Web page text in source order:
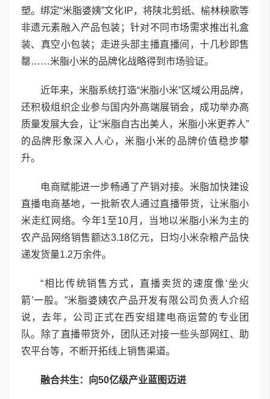
塑。绑定“米脂婆姨”文化IP，将陕北剪纸、榆林秧歌等
非遗元素融入产品包装；针对不同市场需求推出礼盒
装、真空小包装；走进头部主播直播间，十几秒即售
罄……米脂小米的品牌化战略得到市场验证。
近年来，米脂系统打造“米脂小米”区域公用品牌，
还积极组织企业参与国内外高端展销会，成功举办高
质量发展大会，让“米脂自古出美人，米脂小米更养人”
的品牌形象深入人心，米脂小米的品牌价值稳步攀
升。
电商赋能进一步畅通了产销对接。米脂加快建设
直播电商基地，一批新农人通过直播带货，让米脂小
米走红网络。今年1至10月，当地以米脂小米为主的
农产品网络销售额达3.18亿元，日均小米杂粮产品快
递发货量1.2万余件。
“相比传统销售方式，直播卖货的速度像‘坐火
箭’一般。”米脂婆姨农产品开发有限公司负责人介绍
说，去年，公司正式在西安组建电商运营的专业团
队。除了直播带货外，团队还对接一些头部网红、助
农平台等，不断开拓线上销售渠道。
融合共生：向50亿级产业蓝图迈进